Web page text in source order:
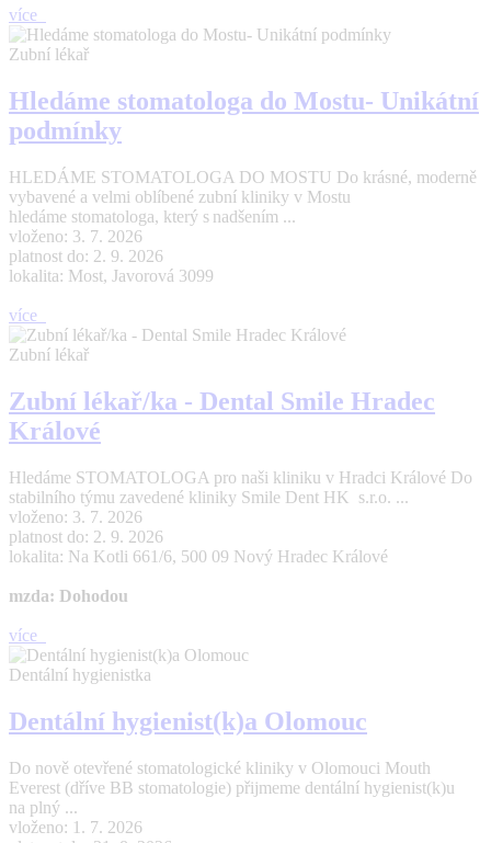
více
Zubní lékař
Hledáme stomatologa do Mostu- Unikátní
podmínky
HLEDÁME STOMATOLOGA DO MOSTU Do krásné, moderně
vybavené a velmi oblíbené zubní kliniky v Mostu
hledáme stomatologa, který s nadšením ...
vloženo: 3. 7. 2026
platnost do: 2. 9. 2026
lokalita: Most, Javorová 3099
více
Zubní lékař
Zubní lékař/ka - Dental Smile Hradec
Králové
Hledáme STOMATOLOGA pro naši kliniku v Hradci Králové Do
stabilního týmu zavedené kliniky Smile Dent HK s.r.o. ...
vloženo: 3. 7. 2026
platnost do: 2. 9. 2026
lokalita: Na Kotli 661/6, 500 09 Nový Hradec Králové
mzda: Dohodou
více
Dentální hygienistka
Dentální hygienist(k)a Olomouc
Do nově otevřené stomatologické kliniky v Olomouci Mouth
Everest (dříve BB stomatologie) přijmeme dentální hygienist(k)u
na plný ...
vloženo: 1. 7. 2026